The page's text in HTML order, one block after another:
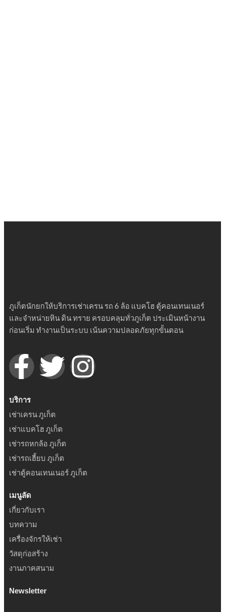
ภูเก็ตนักยกให้บริการเช่าเครน รถ 6 ล้อ แบคโฮ ตู้คอนเทนเนอร์
และจำหน่ายหิน ดิน ทราย ครอบคลุมทั่วภูเก็ต ประเมินหน้างาน
ก่อนเริ่ม ทำงานเป็นระบบ เน้นความปลอดภัยทุกขั้นตอน
บริการ
เช่าเครน ภูเก็ต
เช่าแบคโฮ ภูเก็ต
เช่ารถหกล้อ ภูเก็ต
เช่ารถเฮี้ยบ ภูเก็ต
เช่าตู้คอนเทนเนอร์ ภูเก็ต
เมนูลัด
เกี่ยวกับเรา
บทความ
เครื่องจักรให้เช่า
วัสดุก่อสร้าง
งานภาคสนาม
Newsletter